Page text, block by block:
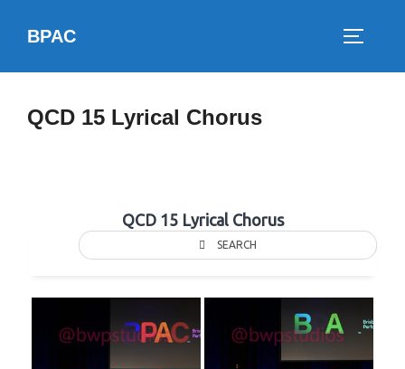
BPAC
QCD 15 Lyrical Chorus
QCD 15 Lyrical Chorus
SEARCH